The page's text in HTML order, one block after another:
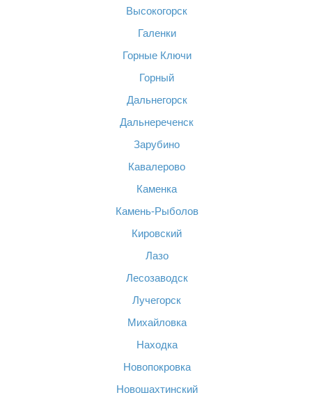
Высокогорск
Галенки
Горные Ключи
Горный
Дальнегорск
Дальнереченск
Зарубино
Кавалерово
Каменка
Камень-Рыболов
Кировский
Лазо
Лесозаводск
Лучегорск
Михайловка
Находка
Новопокровка
Новошахтинский